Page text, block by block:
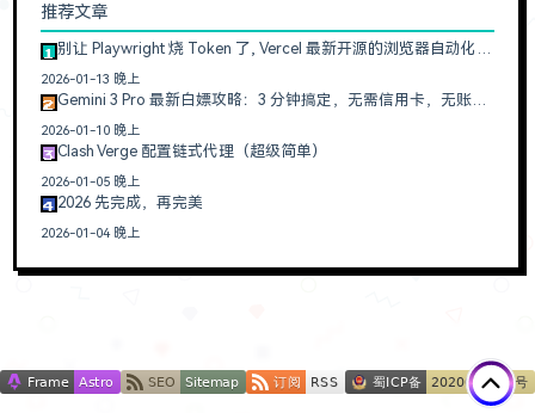
推荐文章
1 别让 Playwright 烧 Token 了, Vercel 最新开源的浏览器自动化神器真香
2026-01-13 晚上
2 Gemini 3 Pro 最新白嫖攻略：3 分钟搞定，无需信用卡，无账号限制
2026-01-10 晚上
3 Clash Verge 配置链式代理（超级简单）
2026-01-05 晚上
4 2026 先完成，再完美
2026-01-04 晚上